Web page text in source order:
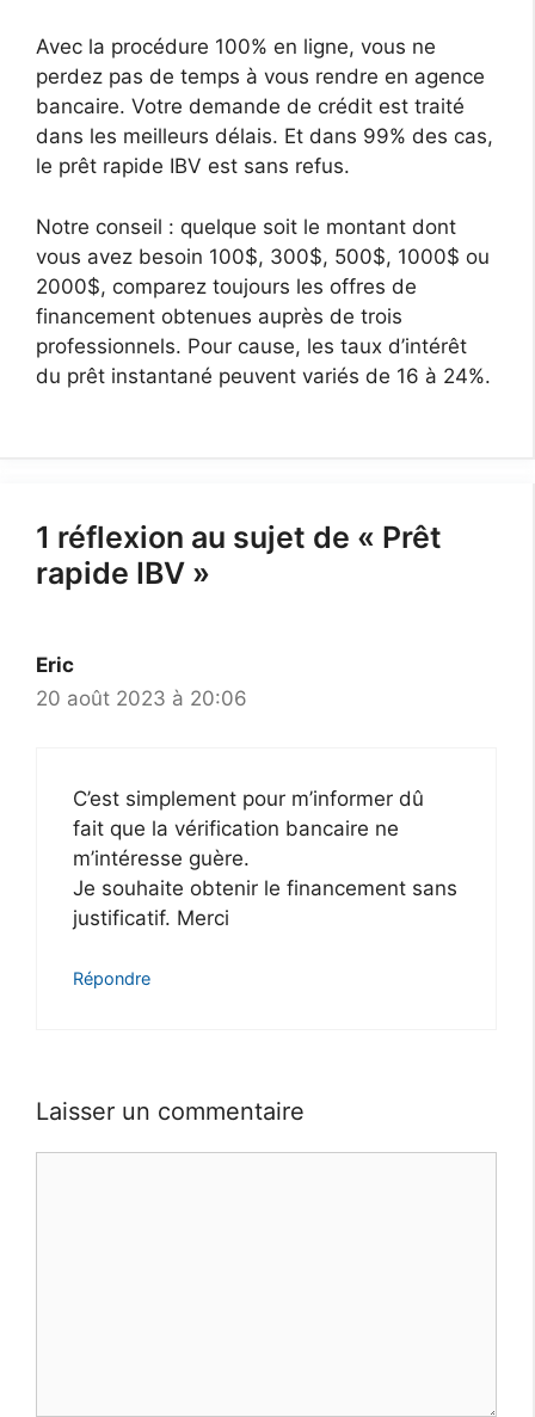
Avec la procédure 100% en ligne, vous ne
perdez pas de temps à vous rendre en agence
bancaire. Votre demande de crédit est traité
dans les meilleurs délais. Et dans 99% des cas,
le prêt rapide IBV est sans refus.
Notre conseil : quelque soit le montant dont
vous avez besoin 100$, 300$, 500$, 1000$ ou
2000$, comparez toujours les offres de
financement obtenues auprès de trois
professionnels. Pour cause, les taux d’intérêt
du prêt instantané peuvent variés de 16 à 24%.
1 réflexion au sujet de « Prêt
rapide IBV »
Eric
20 août 2023 à 20:06
C’est simplement pour m’informer dû
fait que la vérification bancaire ne
m’intéresse guère.
Je souhaite obtenir le financement sans
justificatif. Merci
Répondre
Laisser un commentaire